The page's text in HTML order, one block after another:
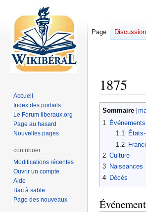
1875
Aller
navigation
Aller
recherche
Sommaire
1 Événements
1.1
1.2
2 Culture
3 Naissances
4 Décès
Page Discussion
Accueil
Index des portails
Le Forum liberaux.org
Page au hasard
Nouvelles pages
contribuer
Modifications récentes
Ouvrir un compte
Aide
Bac à sable
Page des nouveaux